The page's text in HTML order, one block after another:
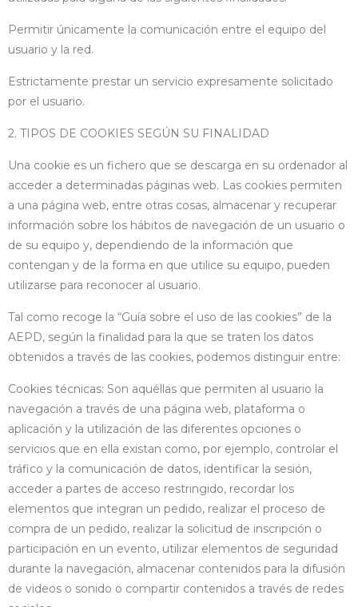
Permitir únicamente la comunicación entre el equipo del
usuario y la red.
Estrictamente prestar un servicio expresamente solicitado
por el usuario.
2. TIPOS DE COOKIES SEGÚN SU FINALIDAD
Una cookie es un fichero que se descarga en su ordenador al
acceder a determinadas páginas web. Las cookies permiten
a una página web, entre otras cosas, almacenar y recuperar
información sobre los hábitos de navegación de un usuario o
de su equipo y, dependiendo de la información que
contengan y de la forma en que utilice su equipo, pueden
utilizarse para reconocer al usuario.
Tal como recoge la “Guía sobre el uso de las cookies” de la
AEPD, según la finalidad para la que se traten los datos
obtenidos a través de las cookies, podemos distinguir entre:
Cookies técnicas: Son aquéllas que permiten al usuario la
navegación a través de una página web, plataforma o
aplicación y la utilización de las diferentes opciones o
servicios que en ella existan como, por ejemplo, controlar el
tráfico y la comunicación de datos, identificar la sesión,
acceder a partes de acceso restringido, recordar los
elementos que integran un pedido, realizar el proceso de
compra de un pedido, realizar la solicitud de inscripción o
participación en un evento, utilizar elementos de seguridad
durante la navegación, almacenar contenidos para la difusión
de videos o sonido o compartir contenidos a través de redes